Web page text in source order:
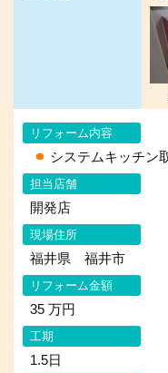
リフォーム内容
システムキッチン
担当店舗
開発店
現場住所
福井県 福井市
リフォーム金額
35 万円
工期
1.5日